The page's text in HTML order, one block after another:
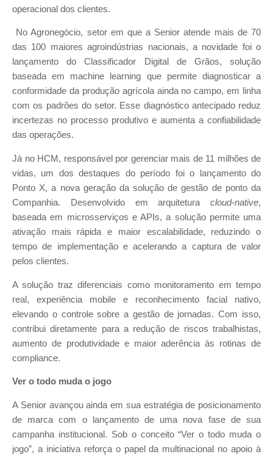
operacional dos clientes.
No Agronegócio, setor em que a Senior atende mais de 70
das 100 maiores agroindústrias nacionais, a novidade foi o
lançamento do Classificador Digital de Grãos, solução
baseada em machine learning que permite diagnosticar a
conformidade da produção agrícola ainda no campo, em linha
com os padrões do setor. Esse diagnóstico antecipado reduz
incertezas no processo produtivo e aumenta a confiabilidade
das operações.
Já no HCM, responsável por gerenciar mais de 11 milhões de
vidas, um dos destaques do período foi o lançamento do
Ponto X, a nova geração da solução de gestão de ponto da
Companhia. Desenvolvido em arquitetura cloud-native,
baseada em microsserviços e APIs, a solução permite uma
ativação mais rápida e maior escalabilidade, reduzindo o
tempo de implementação e acelerando a captura de valor
pelos clientes.
A solução traz diferenciais como monitoramento em tempo
real, experiência mobile e reconhecimento facial nativo,
elevando o controle sobre a gestão de jornadas. Com isso,
contribui diretamente para a redução de riscos trabalhistas,
aumento de produtividade e maior aderência às rotinas de
compliance.
Ver o todo muda o jogo
A Senior avançou ainda em sua estratégia de posicionamento
de marca com o lançamento de uma nova fase de sua
campanha institucional. Sob o conceito “Ver o todo muda o
jogo”, a iniciativa reforça o papel da multinacional no apoio à